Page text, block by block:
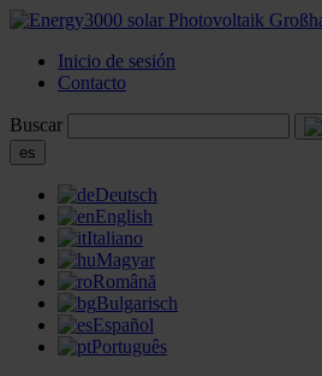
Inicio de sesión
Contacto
Buscar
es
Deutsch
English
Italiano
Magyar
Română
Bulgarisch
Español
Português